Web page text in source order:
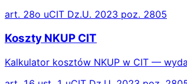
art. 28o uCIT Dz.U. 2023 poz. 2805
Koszty NKUP CIT
Kalkulator kosztów NKUP w CIT —